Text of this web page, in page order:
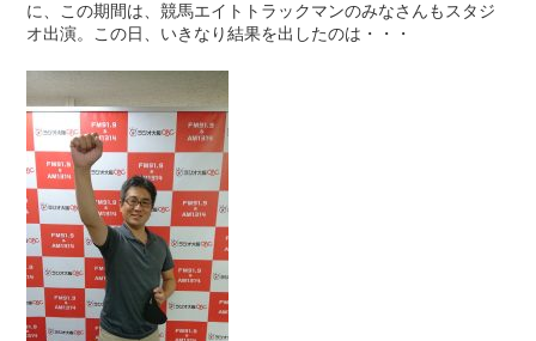
に、この期間は、競馬エイトトラックマンのみなさんもスタジ
オ出演。この日、いきなり結果を出したのは・・・